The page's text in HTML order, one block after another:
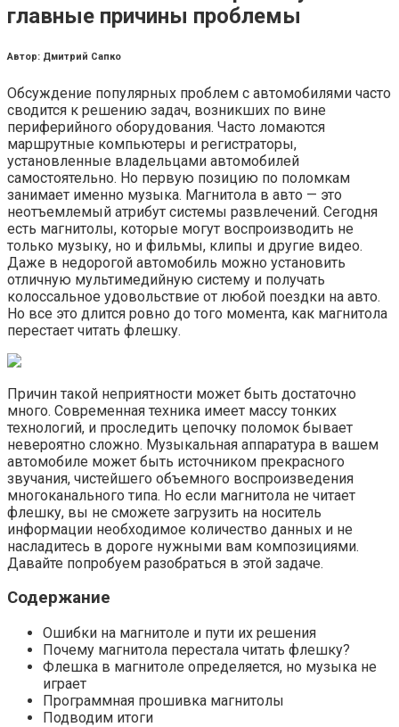
главные причины проблемы
Автор: Дмитрий Сапко
Обсуждение популярных проблем с автомобилями часто
сводится к решению задач, возникших по вине
периферийного оборудования. Часто ломаются
маршрутные компьютеры и регистраторы,
установленные владельцами автомобилей
самостоятельно. Но первую позицию по поломкам
занимает именно музыка. Магнитола в авто — это
неотъемлемый атрибут системы развлечений. Сегодня
есть магнитолы, которые могут воспроизводить не
только музыку, но и фильмы, клипы и другие видео.
Даже в недорогой автомобиль можно установить
отличную мультимедийную систему и получать
колоссальное удовольствие от любой поездки на авто.
Но все это длится ровно до того момента, как магнитола
перестает читать флешку.
Причин такой неприятности может быть достаточно
много. Современная техника имеет массу тонких
технологий, и проследить цепочку поломок бывает
невероятно сложно. Музыкальная аппаратура в вашем
автомобиле может быть источником прекрасного
звучания, чистейшего объемного воспроизведения
многоканального типа. Но если магнитола не читает
флешку, вы не сможете загрузить на носитель
информации необходимое количество данных и не
насладитесь в дороге нужными вам композициями.
Давайте попробуем разобраться в этой задаче.
Содержание
Ошибки на магнитоле и пути их решения
Почему магнитола перестала читать флешку?
Флешка в магнитоле определяется, но музыка не
играет
Программная прошивка магнитолы
Подводим итоги